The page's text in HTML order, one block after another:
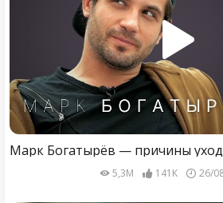
5,3M 141K 26/